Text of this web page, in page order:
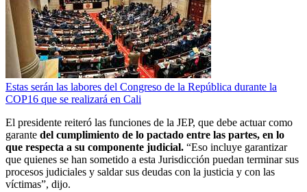
Estas serán las labores del Congreso de la República durante la
COP16 que se realizará en Cali
El presidente reiteró las funciones de la JEP, que debe actuar como
garante del cumplimiento de lo pactado entre las partes, en lo
que respecta a su componente judicial. “Eso incluye garantizar
que quienes se han sometido a esta Jurisdicción puedan terminar sus
procesos judiciales y saldar sus deudas con la justicia y con las
víctimas”, dijo.